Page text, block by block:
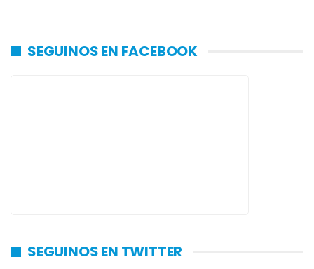
SEGUINOS EN FACEBOOK
SEGUINOS EN TWITTER